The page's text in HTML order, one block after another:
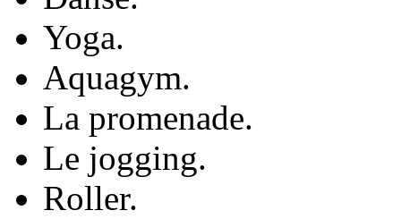
Yoga.
Aquagym.
La promenade.
Le jogging.
Roller.